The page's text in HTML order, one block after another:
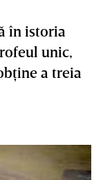
în istoria
unic,
a treia